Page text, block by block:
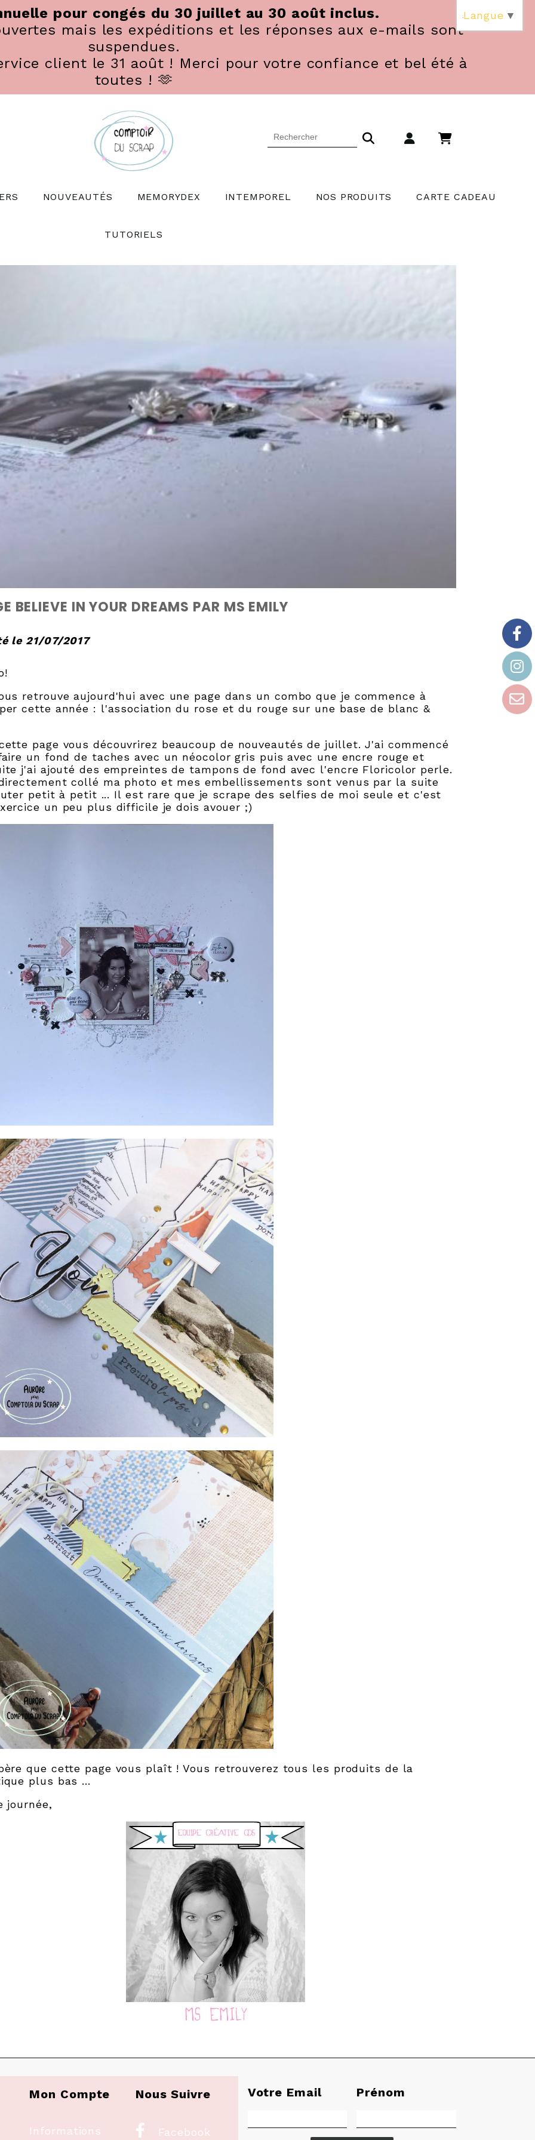
pour congés du 30 juillet au 30 août inclus.
mais les expéditions et les réponses aux e-mails sont
suspendues.
client le 31 août ! Merci pour votre confiance et bel été à
toutes ! 🫶
NOUVEAUTÉS MEMORYDEX INTEMPOREL NOS PRODUITS CARTE CADEAU
TUTORIELS
BELIEVE IN YOUR DREAMS PAR MS EMILY
le 21/07/2017
retrouve aujourd'hui avec une page dans un combo que je commence à
cette année : l'association du rose et du rouge sur une base de blanc &
page vous découvrirez beaucoup de nouveautés de juillet. J'ai commencé
un fond de taches avec un néocolor gris puis avec une encre rouge et
j'ai ajouté des empreintes de tampons de fond avec l'encre Floricolor perle.
collé ma photo et mes embellissements sont venus par la suite
petit à petit ... Il est rare que je scrape des selfies de moi seule et c'est
un peu plus difficile je dois avouer ;)
que cette page vous plaît ! Vous retrouverez tous les produits de la
plus bas ...
journée,
Mon Compte
Informations
Nous Suivre
 Facebook
Votre Email Prénom
Langue ▼